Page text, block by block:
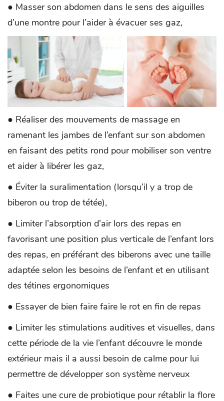
● Masser son abdomen dans le sens des aiguilles
d’une montre pour l’aider à évacuer ses gaz,
● Réaliser des mouvements de massage en
ramenant les jambes de l’enfant sur son abdomen
en faisant des petits rond pour mobiliser son ventre
et aider à libérer les gaz,
● Éviter la suralimentation (lorsqu’il y a trop de
biberon ou trop de tétée),
● Limiter l’absorption d’air lors des repas en
favorisant une position plus verticale de l’enfant lors
des repas, en préférant des biberons avec une taille
adaptée selon les besoins de l’enfant et en utilisant
des tétines ergonomiques
● Essayer de bien faire faire le rot en fin de repas
● Limiter les stimulations auditives et visuelles, dans
cette période de la vie l’enfant découvre le monde
extérieur mais il a aussi besoin de calme pour lui
permettre de développer son système nerveux
● Faites une cure de probiotique pour rétablir la flore